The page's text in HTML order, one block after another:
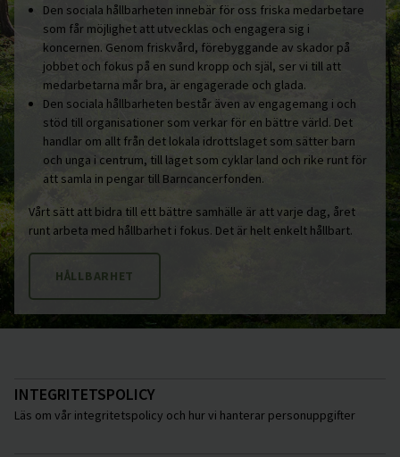
Den sociala hållbarheten innebär för oss friska medarbetare
som får möjlighet att utvecklas och engagera sig i
koncernen. Genom friskvård, förebyggande av skador på
jobbet och fokus på en sund kropp och själ, ser vi till att
medarbetarna mår bra, är engagerade och glada.
Den sociala hållbarheten består även av engagemang i och
stöd till organisationer som verkar för en bättre värld. Det
handlar om allt från det lokala idrottslaget som sätter barn
och unga i centrum, till laget som cyklar land och rike runt för
att samla in pengar till Barncancerfonden.
Vårt sätt att bidra till ett bättre samhälle är att varje dag, året
runt arbeta med hållbarhet i fokus. Det är helt enkelt hållbart.
HÅLLBARHET
INTEGRITETSPOLICY
Läs om vår integritetspolicy och hur vi hanterar personuppgifter